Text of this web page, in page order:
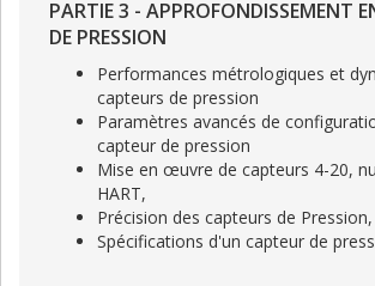
PARTIE 3 - APPROFONDISSEMENT
DE PRESSION
Performances métrologiques et
capteurs de pression
Paramètres avancés de
capteur de pression
Mise en œuvre de capteurs 4-20,
HART,
Précision des capteurs de Pression,
Spécifications d'un capteur de